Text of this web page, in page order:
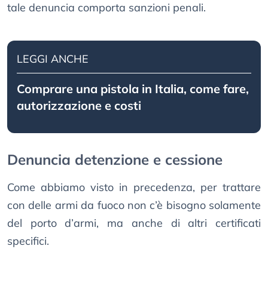
tale denuncia comporta sanzioni penali.
LEGGI ANCHE
Comprare una pistola in Italia, come fare,
autorizzazione e costi
Denuncia detenzione e cessione
Come abbiamo visto in precedenza, per trattare
con delle armi da fuoco non c’è bisogno solamente
del porto d’armi, ma anche di altri certificati
specifici.